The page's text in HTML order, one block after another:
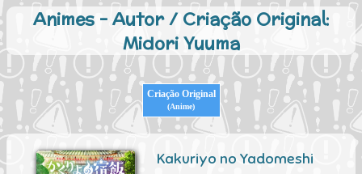
Animes - Autor / Criação Original:
Midori Yuuma
Criação Original
(Anime)
Kakuriyo no Yadomeshi